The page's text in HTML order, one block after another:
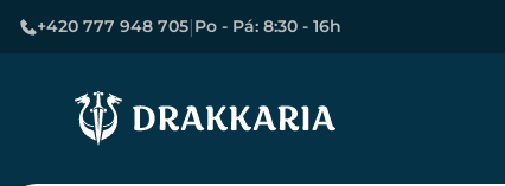
+420 777 948 705|Po - Pá: 8:30 - 16h